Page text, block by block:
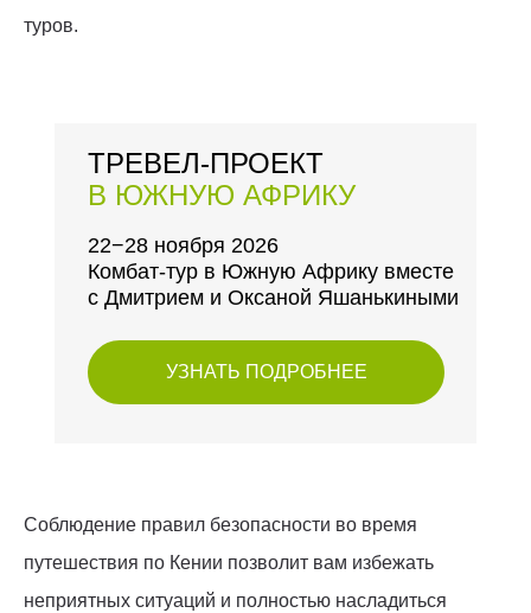
туров.
УЗНАТЬ ПОДРОБНЕЕ
ТРЕВЕЛ-ПРОЕКТ
В ЮЖНУЮ АФРИКУ
22−28 ноября 2026
Комбат-тур в Южную Африку вместе
с Дмитрием и Оксаной Яшанькиными
Соблюдение правил безопасности во время
путешествия по Кении позволит вам избежать
неприятных ситуаций и полностью насладиться